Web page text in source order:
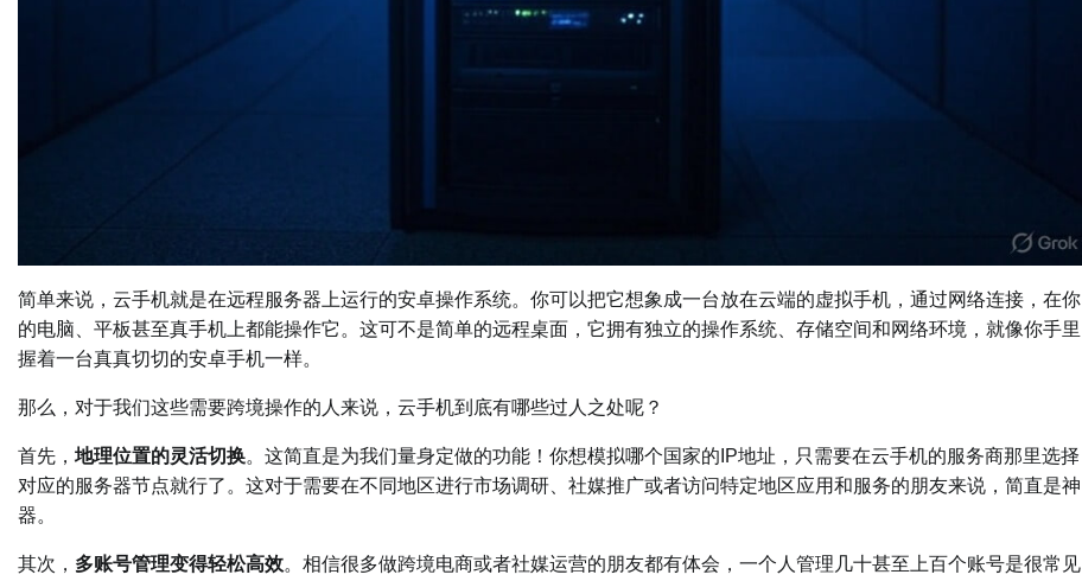
简单来说，云手机就是在远程服务器上运行的安卓操作系统。你可以把它想象成一台放在云端的虚拟手机，通过网络连接，在你
的电脑、平板甚至真手机上都能操作它。这可不是简单的远程桌面，它拥有独立的操作系统、存储空间和网络环境，就像你手里
握着一台真真切切的安卓手机一样。
那么，对于我们这些需要跨境操作的人来说，云手机到底有哪些过人之处呢？
首先， 地理位置的灵活切换。这简直是为我们量身定做的功能！你想模拟哪个国家的IP地址，只需要在云手机的服务商那里选择
对应的服务器节点就行了。这对于需要在不同地区进行市场调研、社媒推广或者访问特定地区应用和服务的朋友来说，简直是神
器。
其次， 多账号管理变得轻松高效。相信很多做跨境电商或者社媒运营的朋友都有体会，一个人管理几十甚至上百个账号是很常见